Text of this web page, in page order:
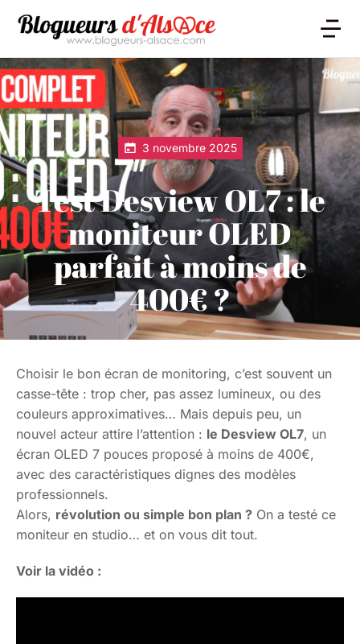
3 novembre 2025
Test Desview OL7 : le
moniteur OLED
parfait à moins de
400€ ?
Choisir le bon écran de monitoring, c’est souvent un
casse-tête : trop cher, pas assez lumineux, ou des
couleurs approximatives… Mais depuis peu, un
nouvel acteur attire l’attention : le Desview OL7, un
écran OLED 7 pouces proposé à moins de 400€,
avec des caractéristiques dignes des modèles
professionnels.
Alors, révolution ou simple bon plan ? On a testé ce
moniteur en studio… et on vous dit tout.
Voir la vidéo :